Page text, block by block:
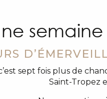
sept fois plus de
Saint-Tropez